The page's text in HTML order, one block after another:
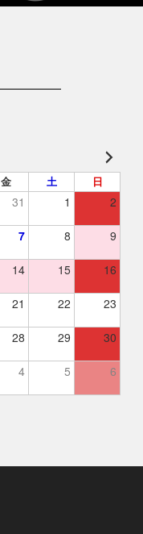
金 土 日
31 1 2
7 8 9
14 15 16
21 22 23
28 29 30
4 5 6